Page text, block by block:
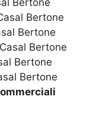
Bertone
Bertone
Bertone
Casal Bertone
Bertone
Bertone